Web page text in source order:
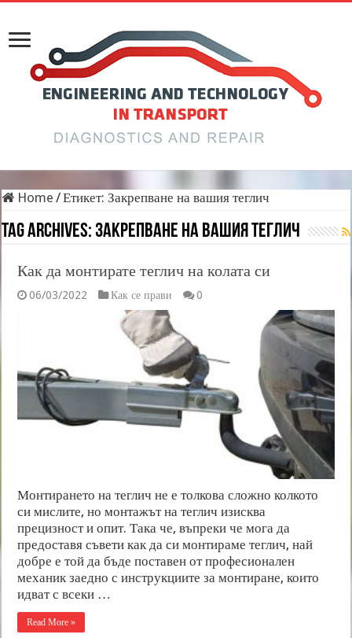
Home /Етикет:Закрепване на вашия теглич
Tag Archives:Закрепване на вашия теглич
Как да монтирате теглич на колата си
06/03/2022 Как се прави 0
Монтирането на теглич не е толкова сложно колкото
си мислите, но монтажът на теглич изисква
прецизност и опит. Така че, въпреки че мога да
предоставя съвети как да си монтираме теглич, най
добре е той да бъде поставен от професионален
механик заедно с инструкциите за монтиране, които
идват с всеки …
Read More »